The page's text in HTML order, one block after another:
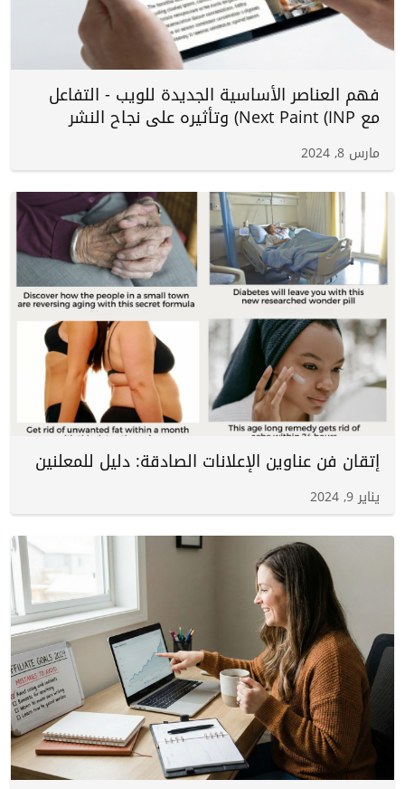
فهم العناصر الأساسية الجديدة للويب - التفاعل
مع Next Paint (INP) وتأثيره على نجاح النشر
مارس 8, 2024
إتقان فن عناوين الإعلانات الصادقة: دليل للمعلنين
يناير 9, 2024